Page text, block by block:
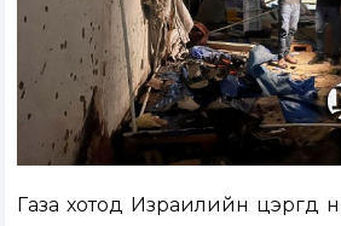
Газа хотод Израилийн